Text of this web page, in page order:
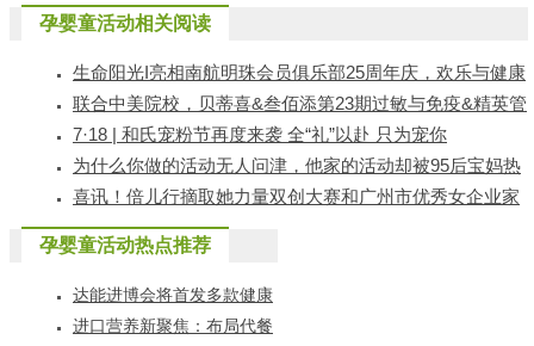
孕婴童活动相关阅读
生命阳光I亮相南航明珠会员俱乐部25周年庆，欢乐与健康
同在
联合中美院校，贝蒂喜&叁佰添第23期过敏与免疫&精英管
理研学班再次发力
7·18 | 和氏宠粉节再度来袭 全“礼”以赴 只为宠你
为什么你做的活动无人问津，他家的活动却被95后宝妈热
捧？
喜讯！倍儿行摘取她力量双创大赛和广州市优秀女企业家
年度大奖
孕婴童活动热点推荐
达能进博会将首发多款健康
老龄创新产品
进口营养新聚焦：布局代餐